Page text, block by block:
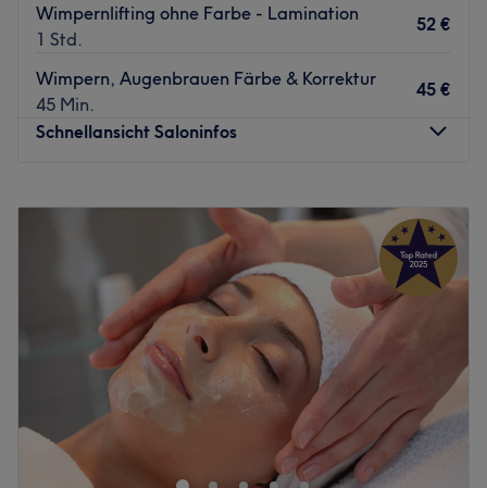
Wimpernlifting ohne Farbe - Lamination
1 Std.
52 €
Wimpern, Augenbrauen Färbe & Korrektur
45 Min.
45 €
Schnellansicht Saloninfos
09:00–18:00
– 18:00
Donnerstag
09:00–18:00
09:00
18:00
Samstag
09:00– 15:00
Sonntag
Geschlossen
Weil die Haut das Spiegelbild und die Augen das Tor zur
Seele sind, steht das Kosmetikstudio Fatima Kosmetik &
Wellness in Landsberg am Lech in Bayern für Qualität
und ganzheitliche Lösungen – für Schönheit und